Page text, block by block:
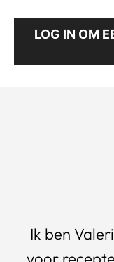
LOG IN OM
Ik ben